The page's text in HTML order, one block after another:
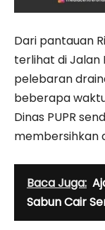
Dari pantauan
terlihat di Jalan
pelebaran
beberapa
Dinas PUPR
membersihkan
Baca Juga:
Sabun Cair